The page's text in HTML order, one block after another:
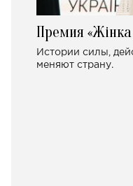
Премия «Жінка
Истории силы,
меняют страну.